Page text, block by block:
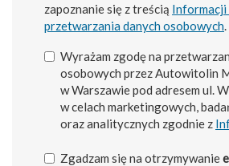
zapoznanie się z treścią Informacji
przetwarzania danych osobowych
Wyrażam zgodę na
osobowych przez Autowitolin
w Warszawie pod adresem ul.
w celach marketingowych,
oraz analitycznych zgodnie z
Zgadzam się na otrzymywanie